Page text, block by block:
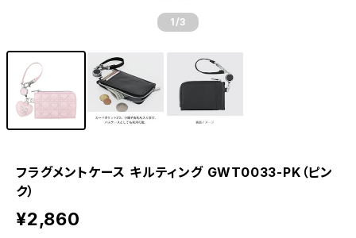
1 /3
フラグメントケース キルティング GWT0033-PK（ピン
ク）
¥2,860